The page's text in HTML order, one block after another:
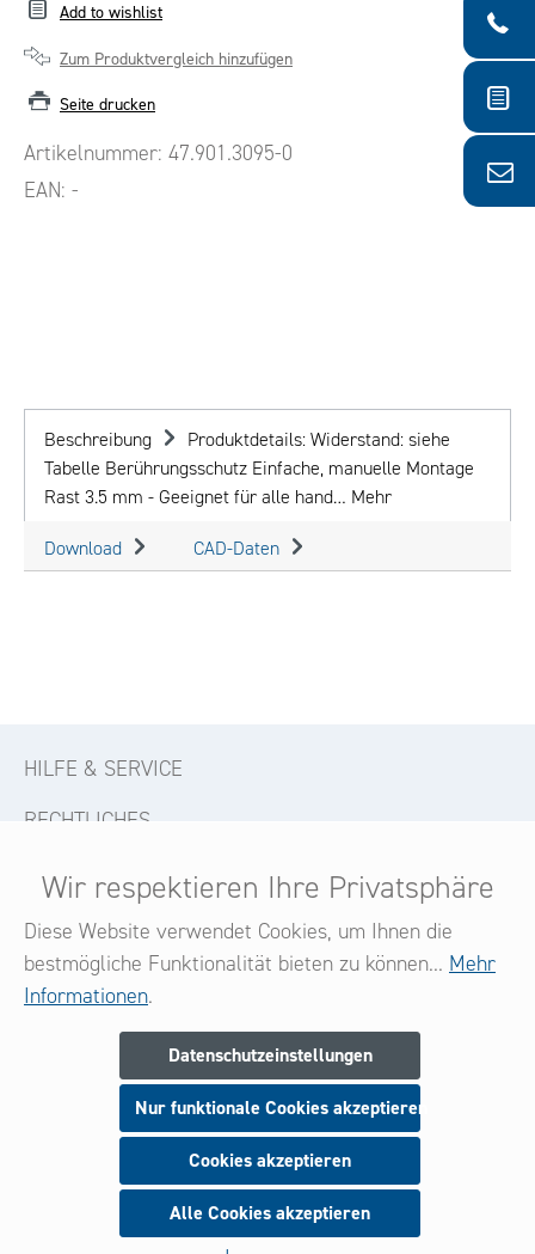
Add to wishlist
Zum Produktvergleich hinzufügen
Seite drucken
Artikelnummer: 47.901.3095-0
EAN: -
Beschreibung
Produktdetails: Widerstand: siehe
Tabelle Berührungsschutz Einfache, manuelle Montage
Rast 3.5 mm - Geeignet für alle hand… Mehr
Download CAD-Daten
HILFE & SERVICE
RECHTLICHES
KONTAKT
FOLGE UNS
Melden Sie sich jetzt zu unserem Newsletter an
und seien Sie stets über neue Produkte und Angebote
informiert.
Anmeldung
Wir respektieren Ihre Privatsphäre
Diese Website verwendet Cookies, um Ihnen die
bestmögliche Funktionalität bieten zu können... Mehr
Informationen.
Datenschutzeinstellungen
Nur funktionale Cookies akzeptieren
Cookies akzeptieren
Alle Cookies akzeptieren